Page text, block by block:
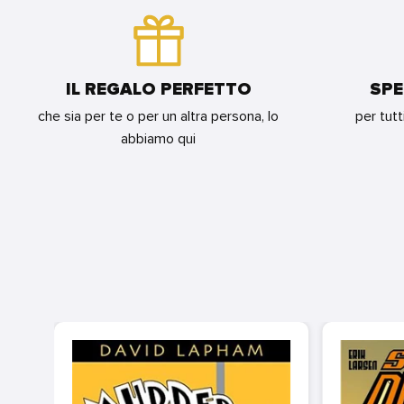
IL REGALO PERFETTO
che sia per te o per un altra persona, lo
abbiamo qui
per